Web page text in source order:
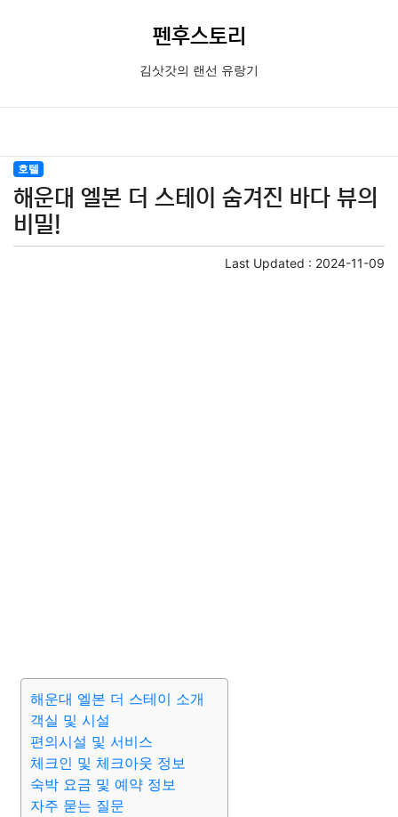
펜후스토리
김삿갓의 랜선 유랑기
호텔
해운대 엘본 더 스테이 숨겨진 바다 뷰의
비밀!
Last Updated : 2024-11-09
해운대 엘본 더 스테이 소개
객실 및 시설
편의시설 및 서비스
체크인 및 체크아웃 정보
숙박 요금 및 예약 정보
자주 묻는 질문